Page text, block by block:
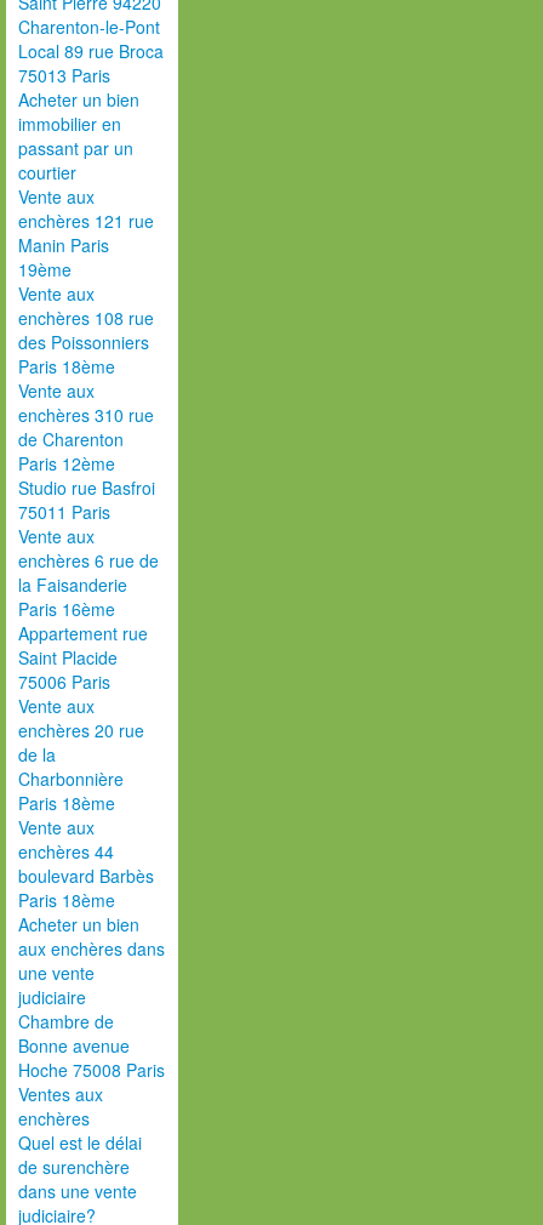
Charenton-le-Pont
Local 89 rue Broca
75013 Paris
Acheter un bien
immobilier en
passant par un
courtier
Vente aux
enchères 121 rue
Manin Paris
19ème
Vente aux
enchères 108 rue
des Poissonniers
Paris 18ème
Vente aux
enchères 310 rue
de Charenton
Paris 12ème
Studio rue Basfroi
75011 Paris
Vente aux
enchères 6 rue de
la Faisanderie
Paris 16ème
Appartement rue
Saint Placide
75006 Paris
Vente aux
enchères 20 rue
de la
Charbonnière
Paris 18ème
Vente aux
enchères 44
boulevard Barbès
Paris 18ème
Acheter un bien
aux enchères dans
une vente
judiciaire
Chambre de
Bonne avenue
Hoche 75008 Paris
Ventes aux
enchères
Quel est le délai
de surenchère
dans une vente
judiciaire?